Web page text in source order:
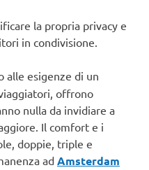
la propria privacy e
in condivisione.
alle esigenze di un
offrono
nulla da invidiare a
Il comfort e i
doppie, triple e
ad Amsterdam